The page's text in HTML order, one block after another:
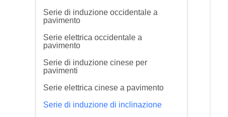
Serie di induzione occidentale a
pavimento
Serie elettrica occidentale a
pavimento
Serie di induzione cinese per
pavimenti
Serie elettrica cinese a pavimento
Serie di induzione di inclinazione